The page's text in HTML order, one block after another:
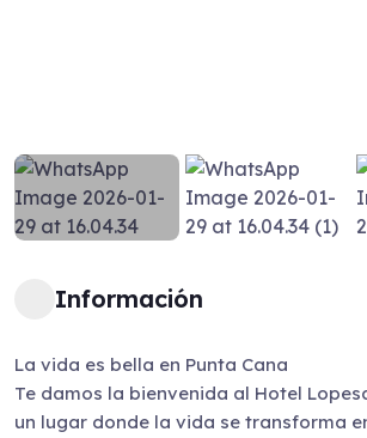
Información
La vida es bella en Punta Cana
Te damos la bienvenida al Hotel
un lugar donde la vida se transforma